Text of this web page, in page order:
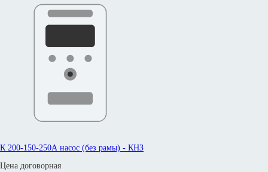
К 200-150-250А насос (без рамы) - КНЗ
Цена договорная